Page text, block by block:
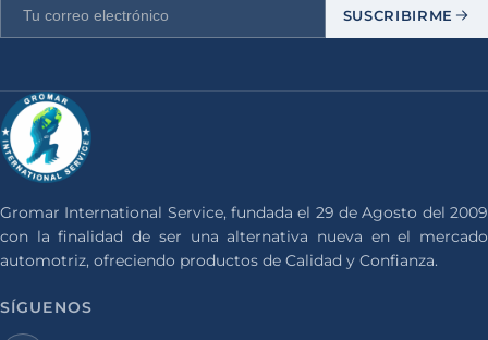
SUSCRIBIRME
Gromar International Service, fundada el 29 de Agosto del 2009
con la finalidad de ser una alternativa nueva en el mercado
automotriz, ofreciendo productos de Calidad y Confianza.
SÍGUENOS